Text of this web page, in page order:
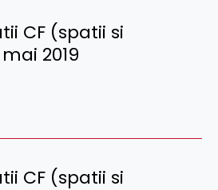
CF (spatii si
2019
CF (spatii si